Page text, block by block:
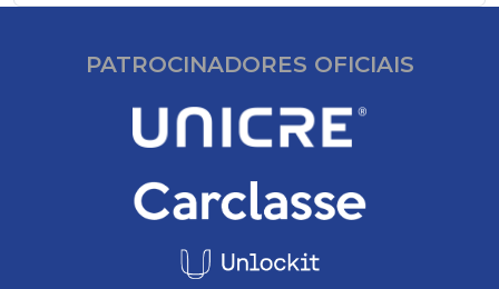
PATROCINADORES OFICIAIS